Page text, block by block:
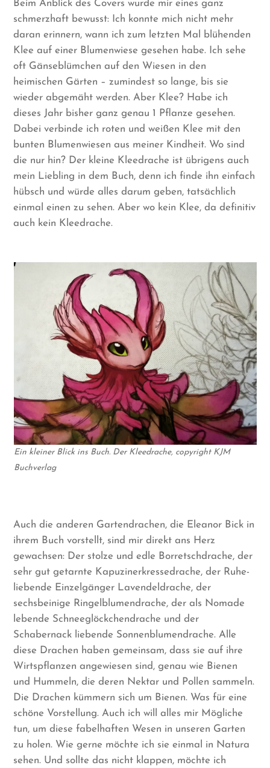
Beim Anblick des Covers wurde mir eines ganz
schmerzhaft bewusst: Ich konnte mich nicht mehr
daran erinnern, wann ich zum letzten Mal blühenden
Klee auf einer Blumenwiese gesehen habe. Ich sehe
oft Gänseblümchen auf den Wiesen in den
heimischen Gärten – zumindest so lange, bis sie
wieder abgemäht werden. Aber Klee? Habe ich
dieses Jahr bisher ganz genau 1 Pflanze gesehen.
Dabei verbinde ich roten und weißen Klee mit den
bunten Blumenwiesen aus meiner Kindheit. Wo sind
die nur hin? Der kleine Kleedrache ist übrigens auch
mein Liebling in dem Buch, denn ich finde ihn einfach
hübsch und würde alles darum geben, tatsächlich
einmal einen zu sehen. Aber wo kein Klee, da definitiv
auch kein Kleedrache.
Ein kleiner Blick ins Buch. Der Kleedrache, copyright KJM
Buchverlag
Auch die anderen Gartendrachen, die Eleanor Bick in
ihrem Buch vorstellt, sind mir direkt ans Herz
gewachsen: Der stolze und edle Borretschdrache, der
sehr gut getarnte Kapuzinerkressedrache, der Ruhe-
liebende Einzelgänger Lavendeldrache, der
sechsbeinige Ringelblumendrache, der als Nomade
lebende Schneeglöckchendrache und der
Schabernack liebende Sonnenblumendrache. Alle
diese Drachen haben gemeinsam, dass sie auf ihre
Wirtspflanzen angewiesen sind, genau wie Bienen
und Hummeln, die deren Nektar und Pollen sammeln.
Die Drachen kümmern sich um Bienen. Was für eine
schöne Vorstellung. Auch ich will alles mir Mögliche
tun, um diese fabelhaften Wesen in unseren Garten
zu holen. Wie gerne möchte ich sie einmal in Natura
sehen. Und sollte das nicht klappen, möchte ich